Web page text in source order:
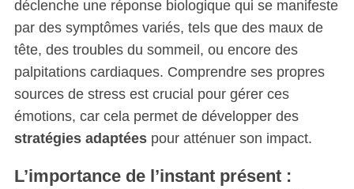
déclenche une réponse biologique qui se manifeste
par des symptômes variés, tels que des maux de
tête, des troubles du sommeil, ou encore des
palpitations cardiaques. Comprendre ses propres
sources de stress est crucial pour gérer ces
émotions, car cela permet de développer des
stratégies adaptéespour atténuer son impact.
L’importance de l’instant présent :